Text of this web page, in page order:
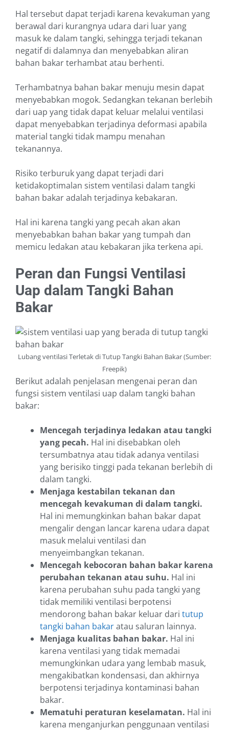
Hal tersebut dapat terjadi karena kevakuman yang
berawal dari kurangnya udara dari luar yang
masuk ke dalam tangki, sehingga terjadi tekanan
negatif di dalamnya dan menyebabkan aliran
bahan bakar terhambat atau berhenti.
Terhambatnya bahan bakar menuju mesin dapat
menyebabkan mogok. Sedangkan tekanan berlebih
dari uap yang tidak dapat keluar melalui ventilasi
dapat menyebabkan terjadinya deformasi apabila
material tangki tidak mampu menahan
tekanannya.
Risiko terburuk yang dapat terjadi dari
ketidakoptimalan sistem ventilasi dalam tangki
bahan bakar adalah terjadinya kebakaran.
Hal ini karena tangki yang pecah akan akan
menyebabkan bahan bakar yang tumpah dan
memicu ledakan atau kebakaran jika terkena api.
Peran dan Fungsi Ventilasi
Uap dalam Tangki Bahan
Bakar
Lubang ventilasi Terletak di Tutup Tangki Bahan Bakar (Sumber:
Freepik)
Berikut adalah penjelasan mengenai peran dan
fungsi sistem ventilasi uap dalam tangki bahan
bakar:
Mencegah terjadinya ledakan atau tangki
yang pecah. Hal ini disebabkan oleh
tersumbatnya atau tidak adanya ventilasi
yang berisiko tinggi pada tekanan berlebih di
dalam tangki.
Menjaga kestabilan tekanan dan
mencegah kevakuman di dalam tangki.
Hal ini memungkinkan bahan bakar dapat
mengalir dengan lancar karena udara dapat
masuk melalui ventilasi dan
menyeimbangkan tekanan.
Mencegah kebocoran bahan bakar karena
perubahan tekanan atau suhu. Hal ini
karena perubahan suhu pada tangki yang
tidak memiliki ventilasi berpotensi
mendorong bahan bakar keluar dari tutup
tangki bahan bakaratau saluran lainnya.
Menjaga kualitas bahan bakar. Hal ini
karena ventilasi yang tidak memadai
memungkinkan udara yang lembab masuk,
mengakibatkan kondensasi, dan akhirnya
berpotensi terjadinya kontaminasi bahan
bakar.
Mematuhi peraturan keselamatan. Hal ini
karena menganjurkan penggunaan ventilasi